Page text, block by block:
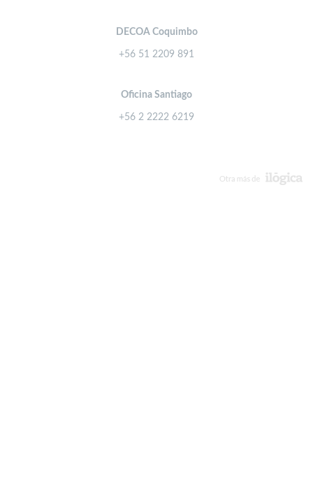
DECOA Coquimbo
+56 51 2209 891
Oficina Santiago
+56 2 2222 6219